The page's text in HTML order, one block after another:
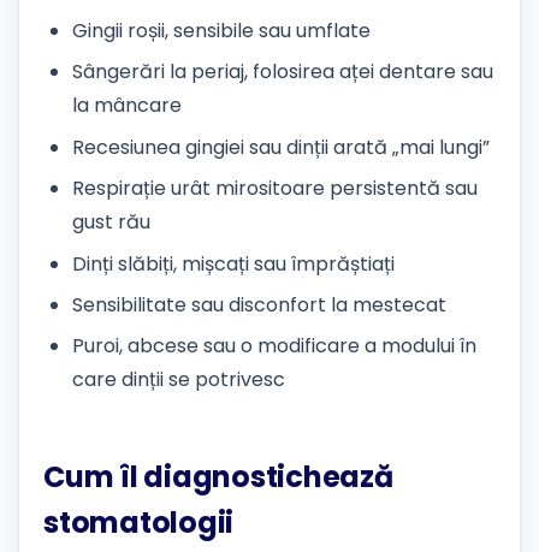
Gingii roșii, sensibile sau umflate
Sângerări la periaj, folosirea aței dentare sau
la mâncare
Recesiunea gingiei sau dinții arată „mai lungi”
Respirație urât mirositoare persistentă sau
gust rău
Dinți slăbiți, mișcați sau împrăștiați
Sensibilitate sau disconfort la mestecat
Puroi, abcese sau o modificare a modului în
care dinții se potrivesc
Cum îl diagnostichează
stomatologii